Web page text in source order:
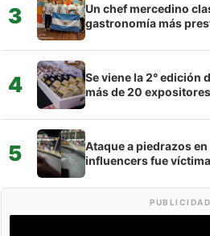
3
Un chef mercedino
gastronomía más
4
Se viene la 2° edición
más de 20
5
Ataque a piedrazos
influencers fue
PUBLICIDAD